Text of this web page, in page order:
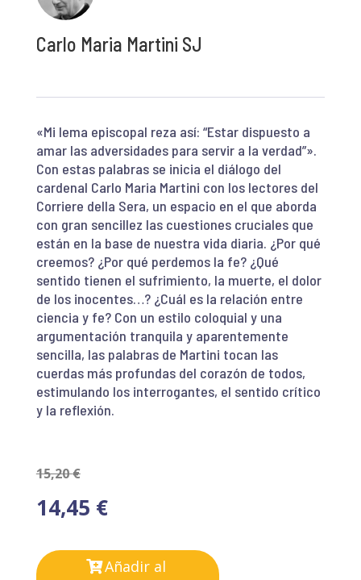
Carlo Maria Martini SJ
«Mi lema episcopal reza así: “Estar dispuesto a
amar las adversidades para servir a la verdad”».
Con estas palabras se inicia el diálogo del
cardenal Carlo Maria Martini con los lectores del
Corriere della Sera, un espacio en el que aborda
con gran sencillez las cuestiones cruciales que
están en la base de nuestra vida diaria. ¿Por qué
creemos? ¿Por qué perdemos la fe? ¿Qué
sentido tienen el sufrimiento, la muerte, el dolor
de los inocentes…? ¿Cuál es la relación entre
ciencia y fe? Con un estilo coloquial y una
argumentación tranquila y aparentemente
sencilla, las palabras de Martini tocan las
cuerdas más profundas del corazón de todos,
estimulando los interrogantes, el sentido crítico
y la reflexión.
15,20€
14,45 €
Añadir al